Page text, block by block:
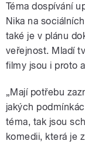
Téma dospívání
Nika na
také je v plánu
veřejnost. Mladí
filmy jsou i proto
„Mají potřebu
jakých
téma, tak jsou
komedii, která je